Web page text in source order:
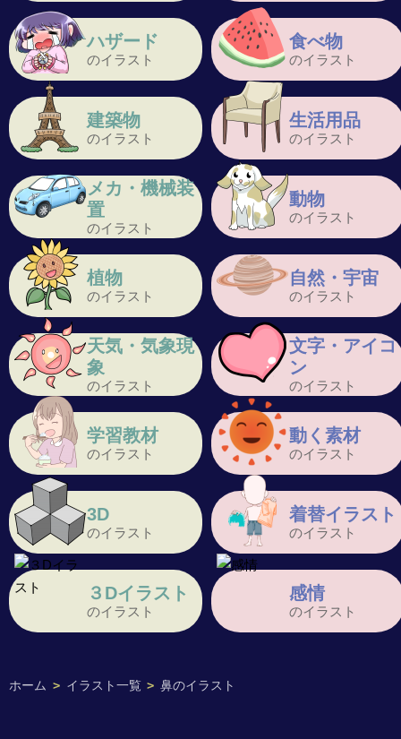
ホーム > イラスト一覧 > 鼻のイラスト
ハザード
のイラスト
食べ物
のイラスト
建築物
のイラスト
生活用品
のイラスト
メカ・機械装
置
のイラスト
動物
のイラスト
植物
のイラスト
自然・宇宙
のイラスト
天気・気象現
象
のイラスト
文字・アイコ
ン
のイラスト
学習教材
のイラスト
動く素材
のイラスト
3D
のイラスト
着替イラスト
のイラスト
３Dイラスト
のイラスト
感情
のイラスト